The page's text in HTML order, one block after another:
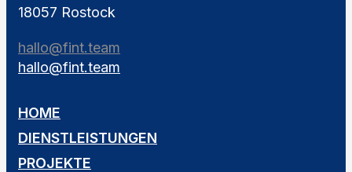
18057 Rostock
hallo@fint.team
hallo@fint.team
HOME
DIENSTLEISTUNGEN
PROJEKTE